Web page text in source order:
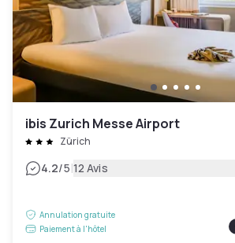
ibis Zurich Messe Airport
Zürich
4.2/5|12 Avis
Annulation gratuite
Paiement à l'hôtel